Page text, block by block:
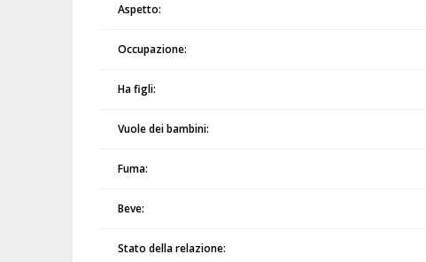
Aspetto:
Occupazione:
Ha figli:
Vuole dei bambini:
Fuma:
Beve:
Stato della relazione: